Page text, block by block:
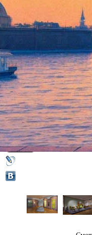
От
- один шаг
05 апреля 2017,14:29